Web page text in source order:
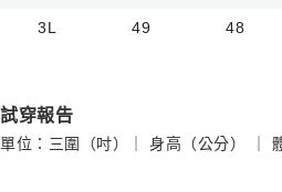
3L 49 48
試穿報告
單位：三圍（吋）｜ 身高（公分） ｜